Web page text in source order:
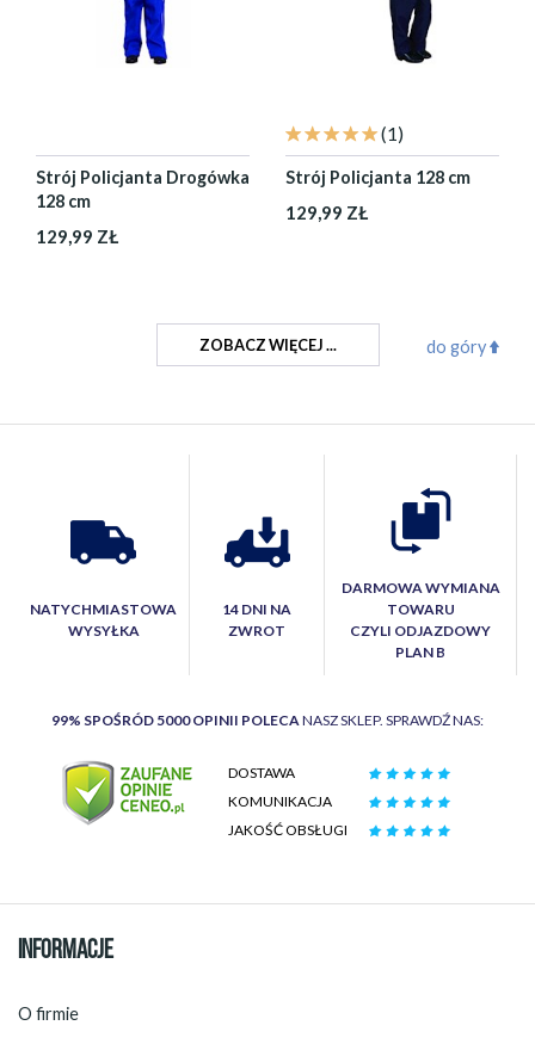
Strój Policjanta Drogówka
128 cm
129,99 ZŁ
(1)
Strój Policjanta 128 cm
129,99 ZŁ
ZOBACZ WIĘCEJ ... do góry
NATYCHMIASTOWA
WYSYŁKA
14 DNI NA
ZWROT
DARMOWA WYMIANA
TOWARU
CZYLI ODJAZDOWY
PLAN B
99% SPOŚRÓD 5000 OPINII POLECANASZ SKLEP. SPRAWDŹ NAS:
DOSTAWA
KOMUNIKACJA
JAKOŚĆ OBSŁUGI
INFORMACJE
O firmie